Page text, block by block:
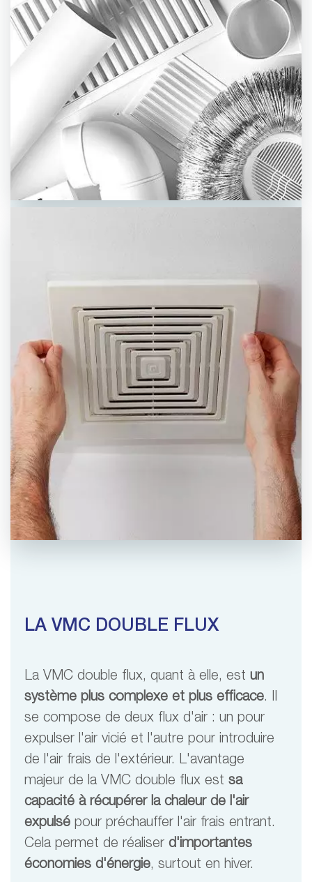
LA VMC DOUBLE FLUX
La VMC double flux, quant à elle, est un
système plus complexe et plus efficace. Il
se compose de deux flux d'air : un pour
expulser l'air vicié et l'autre pour introduire
de l'air frais de l'extérieur. L'avantage
majeur de la VMC double flux est sa
capacité à récupérer la chaleur de l'air
expulsé pour préchauffer l'air frais entrant.
Cela permet de réaliser d'importantes
économies d'énergie, surtout en hiver.